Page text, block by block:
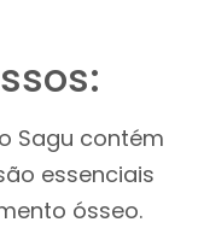
Sagu contém
essenciais
ósseo.